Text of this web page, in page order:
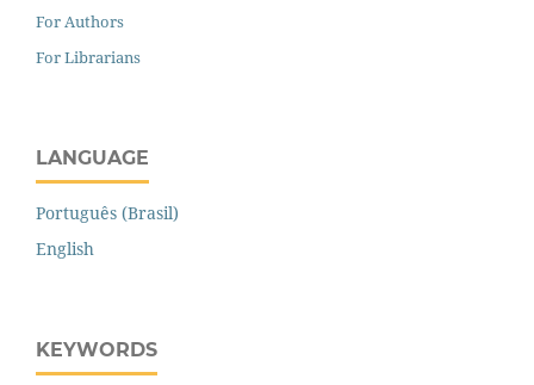
For Authors
For Librarians
LANGUAGE
Português (Brasil)
English
KEYWORDS